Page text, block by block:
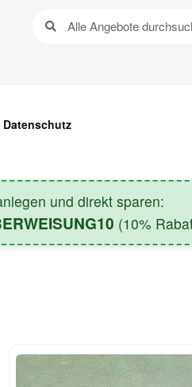
Datenschutz
und direkt sparen:
(10%